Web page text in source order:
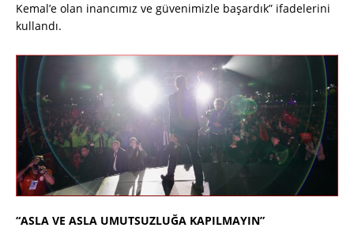
Kemal’e olan inancımız ve güvenimizle başardık” ifadelerini
kullandı.
“ASLA VE ASLA UMUTSUZLUĞA KAPILMAYIN”